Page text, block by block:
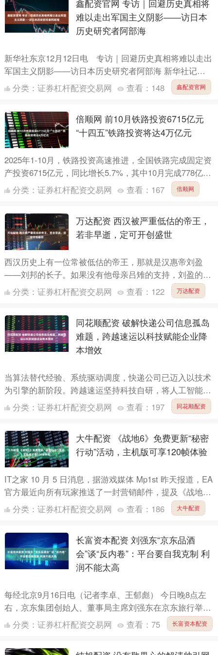
鑫配资官网 专访｜回避历史真相将
难以走出军国主义阴影——访日本
历史研究者阿部海
新华社东京12月12日电 专访｜回避历史真相将难以走出
军国主义阴影——访日本历史研究者阿部海 新华社记者
李子越 杨智翔 近日，日本历史研究者阿部海在接受新
华社记....
分类： 证券杠杆配资交易网 查看： 148 鑫配资官网
倍顺网 前10月铁路投资6715亿元
“十四五”铁路投资将达4万亿元
2025年1-10月，铁路投资高速推进，全国铁路完成固定资
产投资6715亿元，同比增长5.7%，其中10月完成778亿
元，同比增长5.3%。中国国家铁路集团有限....
分类： 证券杠杆配资交易网 查看： 167 倍顺网
万达配资 西汉被严重低估的帝王，
若非早逝，定可开创盛世
西汉历史上有一位常被低估的帝王，那就是汉惠帝刘盈
——刘邦的长子。如果没有他母亲吕雉的支持，刘盈的太
子之位恐怕也很难稳固。而且刘盈仅活到23岁，未能在位
期间有机会....
分类： 证券杠杆配资交易网 查看： 122 万达配资
同花顺配资 破解快递公司信息孤岛
难题，跨越速运以科技赋能企业降
本增效
当算法替代经验、系统驱动调度，快递公司已迈入以技术
为引擎的新阶段。跨越速运坚持科技自研，将人工智能、
大数据与航空快运深度融合，打造高效协同的智慧网络，
不仅实现了....
分类： 证券杠杆配资交易网 查看： 197 同花顺配资
大牛配资 《战地6》免费更新“秘密
行动”活动，主机版可享120帧体验
IT之家 10 月 5 日消息，据游戏媒体 Mp1st 昨天报道，EA
官方最近向所有玩家推送了一封营销邮件，提及《战地
6》游戏的重大更新。 EA 在邮件中表....
分类： 证券杠杆配资交易网 查看： 186 大牛配资
长富资本配资 刘强东“京东品酒
会”谈“反内卷”：平台要自我克制 利
润不能太高
每经北京9月16日电（记者李卓、王郁彪） 今日晚8点左
右，京东集团创始人、董事局主席刘强东在京东旅行举办
的首场“京东品酒会”敬酒环节谈到“反内卷”。刘强东表
示，....
分类： 证券杠杆配资交易网 查看： 75 长富资本配资